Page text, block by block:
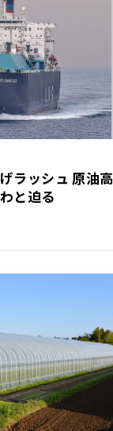
ラッシュ 原油高
と迫る